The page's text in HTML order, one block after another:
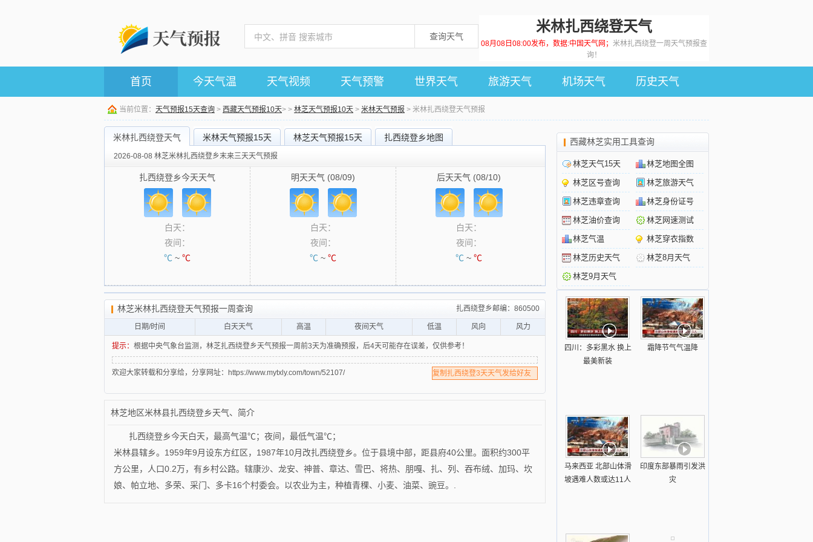
查询天气
米林扎西绕登天气
08月08日08:00发布，数据:中国天气网； 米林扎西绕登一周天气预报查
询！
首页 今天气温 天气视频 天气预警 世界天气 旅游天气 机场天气 历史天气
当前位置： 天气预报15天查询 > 西藏天气预报10天> > 林芝天气预报10天 > 米林天气预报 > 米林扎西绕登天气预报
米林扎西绕登天气 米林天气预报15天 林芝天气预报15天 扎西绕登乡地图
2026-08-08 林芝米林扎西绕登乡末来三天天气预报
扎西绕登乡今天天气
白天：
夜间：
℃ ~ ℃
明天天气 (08/09)
白天：
夜间：
℃ ~ ℃
后天天气 (08/10)
白天：
夜间：
℃ ~ ℃
林芝米林扎西绕登天气预报一周查询 扎西绕登乡邮编：860500
日期/时间 白天天气 高温 夜间天气 低温 风向 风力
提示： 根据中央气象台监测，林芝扎西绕登乡天气预报一周前3天为准确预报，后4天可能存在误差，仅供参考！
欢迎大家转载和分享给，分享网址：https://www.mytxly.com/town/52107/ 复制扎西绕登3天天气发给好友
林芝地区米林县扎西绕登乡天气、简介
扎西绕登乡今天白天，最高气温℃；夜间，最低气温℃；
米林县辖乡。1959年9月设东方红区，1987年10月改扎西绕登乡。位于县境中部，距县府40公里。面积约300平
方公里，人口0.2万，有乡村公路。辖康沙、龙安、神普、章达、雪巴、将热、朋嘎、扎、列、吞布绒、加玛、坎
娘、帕立地、多荣、采门、多卡16个村委会。以农业为主，种植青稞、小麦、油菜、豌豆。.
西藏林芝实用工具查询
林芝天气15天 林芝地图全图
林芝区号查询 林芝旅游天气
林芝违章查询 林芝身份证号
林芝油价查询 林芝网速测试
林芝气温 林芝穿衣指数
林芝历史天气 林芝8月天气
林芝9月天气
四川：多彩黑水 换上
最美新装
霜降节气气温降
马来西亚 北部山体滑
坡遇难人数或达11人
印度东部暴雨引发洪
灾